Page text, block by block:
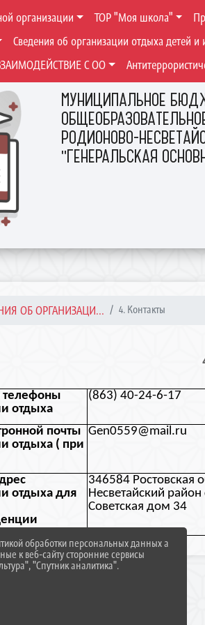
МУНИЦИПАЛЬНОЕ
РОДИОНОВО-
"ГЕНЕРАЛЬСКАЯ
организации ТОР "Моя школа"
Сведения об организации отдыха детей и
С ОО
ОБ ОРГАНИЗАЦИ... 4. Контакты
телефоны
отдыха
(863) 40-24-6-17
почты
отдыха ( при
Gen0559@mail.ru
отдыха для
346584 Ростовская
Несветайский район
Советская дом 34
обработки персональных данных а
к веб-сайту сторонние сервисы
"Спутник аналитика".